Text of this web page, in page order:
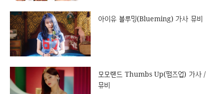
아이유 블루밍(Blueming) 가사 뮤비
모모랜드 Thumbs Up(떰즈업) 가사 /
뮤비